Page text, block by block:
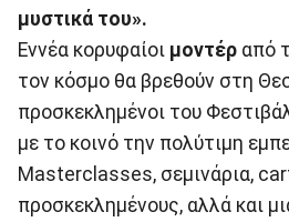
μυστικά του».
Εννέα κορυφαίοι μοντέρ από
τον κόσμο θα βρεθούν στη
προσκεκλημένοι του
με το κοινό την πολύτιμη
Masterclasses, σεμινάρια,
προσκεκλημένους, αλλά και